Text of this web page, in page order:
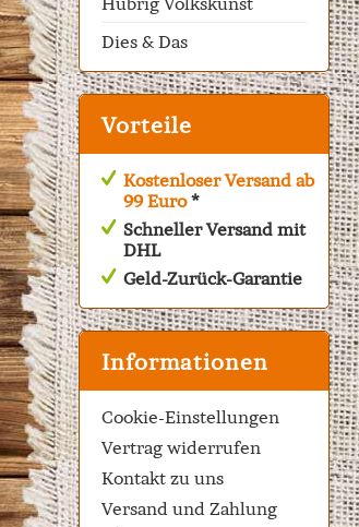
Dies & Das
Vorteile
Kostenloser Versand ab
99 Euro*
Schneller Versand mit
DHL
Geld-Zurück-Garantie
Informationen
Cookie-Einstellungen
Vertrag widerrufen
Kontakt zu uns
Versand und Zahlung